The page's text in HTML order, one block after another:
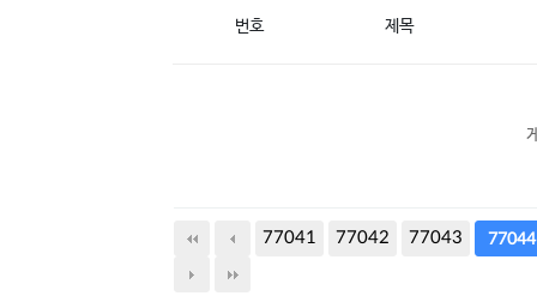
번호 제목
77041 77042 77043 77044